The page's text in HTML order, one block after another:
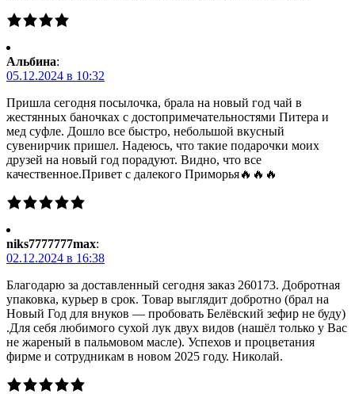
Альбина:
05.12.2024 в 10:32
Пришла сегодня посылочка, брала на новый год чай в
жестянных баночках с достопримечательностями Питера и
мед суфле. Дошло все быстро, небольшой вкусный
сувенирчик пришел. Надеюсь, что такие подарочки моих
друзей на новый год порадуют. Видно, что все
качественное.Привет с далекого Приморья🔥🔥🔥
niks7777777max:
02.12.2024 в 16:38
Благодарю за доставленный сегодня заказ 260173. Добротная
упаковка, курьер в срок. Товар выглядит добротно (брал на
Новый Год для внуков — пробовать Белёвский зефир не буду)
.Для себя любимого сухой лук двух видов (нашёл только у Вас
не жареный в пальмовом масле). Успехов и процветания
фирме и сотрудникам в новом 2025 году. Николай.